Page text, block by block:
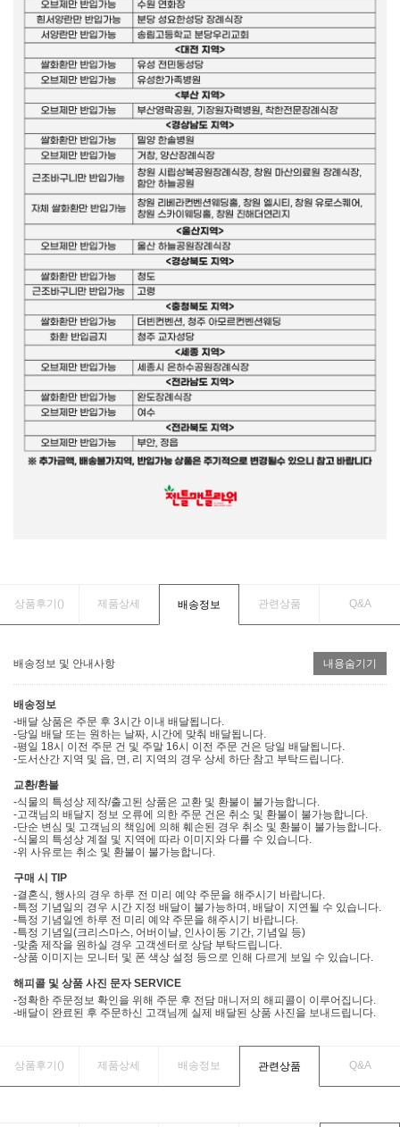
상품후기() 제품상세 배송정보 관련상품 Q&A
배송정보 및 안내사항 내용숨기기
배송정보
-배달 상품은 주문 후 3시간 이내 배달됩니다.
-당일 배달 또는 원하는 날짜, 시간에 맞춰 배달됩니다.
-평일 18시 이전 주문 건 및 주말 16시 이전 주문 건은 당일 배달됩니다.
-도서산간 지역 및 읍, 면, 리 지역의 경우 상세 하단 참고 부탁드립니다.
교환/환불
-식물의 특성상 제작/출고된 상품은 교환 및 환불이 불가능합니다.
-고객님의 배달지 정보 오류에 의한 주문 건은 취소 및 환불이 불가능합니다.
-단순 변심 및 고객님의 책임에 의해 훼손된 경우 취소 및 환불이 불가능합니다.
-식물의 특성상 계절 및 지역에 따라 이미지와 다를 수 있습니다.
-위 사유로는 취소 및 환불이 불가능합니다.
구매 시 TIP
-결혼식, 행사의 경우 하루 전 미리 예약 주문을 해주시기 바랍니다.
-특정 기념일의 경우 시간 지정 배달이 불가능하며, 배달이 지연될 수 있습니다.
-특정 기념일엔 하루 전 미리 예약 주문을 해주시기 바랍니다.
-특정 기념일(크리스마스, 어버이날, 인사이동 기간, 기념일 등)
-맞춤 제작을 원하실 경우 고객센터로 상담 부탁드립니다.
-상품 이미지는 모니터 및 폰 색상 설정 등으로 인해 다르게 보일 수 있습니다.
해피콜 및 상품 사진 문자 SERVICE
-정확한 주문정보 확인을 위해 주문 후 전담 매니저의 해피콜이 이루어집니다.
-배달이 완료된 후 주문하신 고객님께 실제 배달된 상품 사진을 보내드립니다.
상품후기() 제품상세 배송정보 관련상품 Q&A